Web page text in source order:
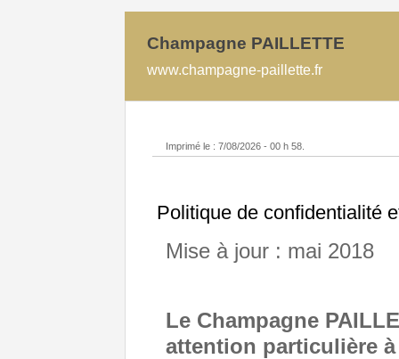
Champagne PAILLETTE
www.champagne-paillette.fr
Imprimé le : 7/08/2026 - 00 h 58.
Politique de confidentialité
Mise à jour : mai 2018
Le Champagne
attention particulière